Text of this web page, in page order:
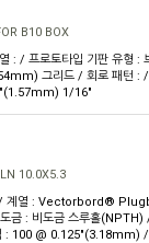
B10 BOX
/ 프로토타입 기판 유형 :
그리드 / 회로 패턴 :
1/16"
10.0X5.3
열 : Vectorbord®
금 : 비도금 스루홀
: 100 @ 0.125"(3.18mm)